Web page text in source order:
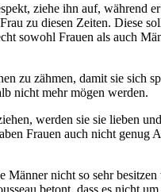
ziehe ihn auf, während
zu diesen Zeiten. Diese
sowohl Frauen als auch
zu zähmen, damit sie sich
nicht mehr mögen werden.
werden sie sie lieben
Frauen auch nicht genug
nicht so sehr
betont, dass es nicht um